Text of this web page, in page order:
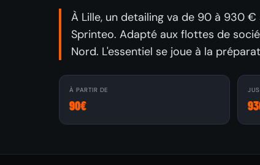
À Lille, un detailing va de 90 à 930
Sprinteo. Adapté aux flottes de
Nord. L'essentiel se joue à la
À PARTIR DE
90€